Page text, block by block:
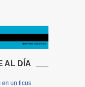
AL DÍA
en un ficus